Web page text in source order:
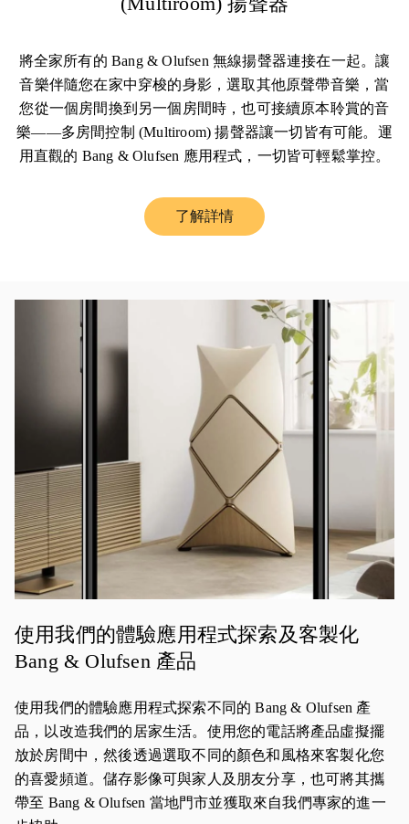
將全家所有的 Bang & Olufsen 無線揚聲器連接在一起。讓
音樂伴隨您在家中穿梭的身影，選取其他原聲帶音樂，當
您從一個房間換到另一個房間時，也可接續原本聆賞的音
樂——多房間控制 (Multiroom) 揚聲器讓一切皆有可能。運
用直觀的 Bang & Olufsen 應用程式，一切皆可輕鬆掌控。
了解詳情Link Opens in New Tab
使用我們的體驗應用程式探索及客製化
Bang & Olufsen 產品
使用我們的體驗應用程式探索不同的 Bang & Olufsen 產
品，以改造我們的居家生活。使用您的電話將產品虛擬擺
放於房間中，然後透過選取不同的顏色和風格來客製化您
的喜愛頻道。儲存影像可與家人及朋友分享，也可將其攜
帶至 Bang & Olufsen 當地門市並獲取來自我們專家的進一